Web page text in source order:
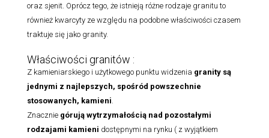
oraz sjenit. Oprócz tego, że istnieją różne rodzaje granitu to
również kwarcyty ze względu na podobne właściwości czasem
traktuje się jako granity.
Właściwości granitów :
Z kamieniarskiego i użytkowego punktu widzenia granity są
jednymi z najlepszych, spośród powszechnie
stosowanych, kamieni
Znacznie górują wytrzymałością nad pozostałymi
rodzajami kamieni dostępnymi na rynku ( z wyjątkiem